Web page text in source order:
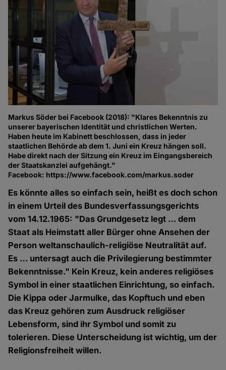
Markus Söder bei Facebook (2018): "Klares Bekenntnis zu
unserer bayerischen Identität und christlichen Werten.
Haben heute im Kabinett beschlossen, dass in jeder
staatlichen Behörde ab dem 1. Juni ein Kreuz hängen soll.
Habe direkt nach der Sitzung ein Kreuz im Eingangsbereich
der Staatskanzlei aufgehängt."
Facebook: https://www.facebook.com/markus.soder
Es könnte alles so einfach sein, heißt es doch schon
in einem Urteil des Bundesverfassungsgerichts
vom 14.12.1965: "Das Grundgesetz legt … dem
Staat als Heimstatt aller Bürger ohne Ansehen der
Person weltanschaulich-religiöse Neutralität auf.
Es … untersagt auch die Privilegierung bestimmter
Bekenntnisse." Kein Kreuz, kein anderes religiöses
Symbol in einer staatlichen Einrichtung, so einfach.
Die Kippa oder Jarmulke, das Kopftuch und eben
das Kreuz gehören zum Ausdruck religiöser
Lebensform, sind ihr Symbol und somit zu
tolerieren. Diese Unterscheidung ist wichtig, um der
Religionsfreiheit willen.